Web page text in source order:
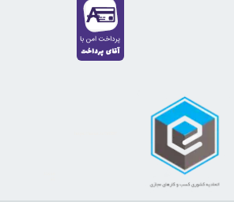
★★